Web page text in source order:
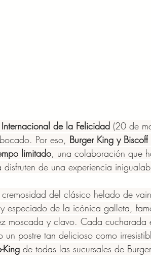
de la Felicidad (20 de
Por eso, Burger King y Biscoff
limitado, una colaboración que
de una experiencia
del clásico helado de
especiado de la icónica galleta,
moscada y clavo. Cada cucharada
postre tan delicioso como
King de todas las sucursales de